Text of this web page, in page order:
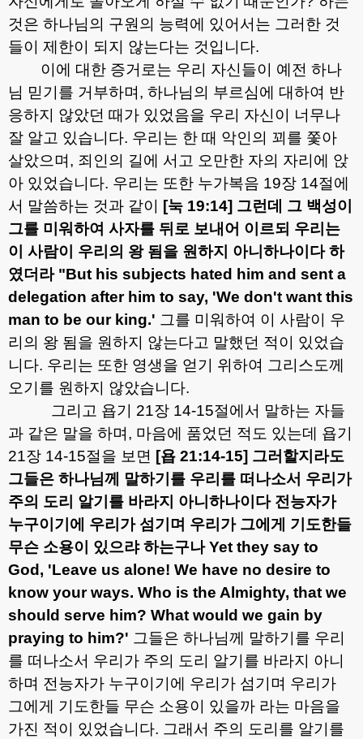
것은 하나님의 구원의 능력에 있어서는 그러한 것
들이 제한이 되지 않는다는 것입니다.
이에 대한 증거로는 우리 자신들이 예전 하나
님 믿기를 거부하며 , 하나님의 부르심에 대하여 반
응하지 않았던 때가 있었음을 우리 자신이 너무나
잘 알고 있습니다. 우리는 한 때 악인의 꾀를 쫓아
살았으며 , 죄인의 길에 서고 오만한 자의 자리에 앉
아 있었습니다. 우리는 또한 누가복음 19장 14절에
서 말씀하는 것과 같이
[눅 19:14] 그런데 그 백성이
그를 미워하여 사자를 뒤로 보내어 이르되 우리는
이 사람이 우리의 왕 됨을 원하지 아니하나이다 하
였더라"But his subjects hated him and sent a
delegation after him to say, 'We don't want this
man to be our king.' 그를 미워하여 이 사람이 우
리의 왕 됨을 원하지 않는다고 말했던 적이 있었습
니다. 우리는 또한 영생을 얻기 위하여 그리스도께
오기를 원하지 않았습니다.
그리고 욥기 21장 14-15절에서 말하는 자들
과 같은 말을 하며 , 마음에 품었던 적도 있는데 욥기
21장 14-15절을 보면 [욥 21:14-15] 그러할지라도
그들은 하나님께 말하기를 우리를 떠나소서 우리가
주의 도리 알기를 바라지 아니하나이다 전능자가
누구이기에 우리가 섬기며 우리가 그에게 기도한들
무슨 소용이 있으랴 하는구나Yet they say to
God, 'Leave us alone! We have no desire to
know your ways. Who is the Almighty, that we
should serve him? What would we gain by
praying to him?' 그들은 하나님께 말하기를 우리
를 떠나소서 우리가 주의 도리 알기를 바라지 아니
하며 전능자가 누구이기에 우리가 섬기며 우리가
그에게 기도한들 무슨 소용이 있을까 라는 마음을
가진 적이 있었습니다. 그래서 주의 도리를 알기를